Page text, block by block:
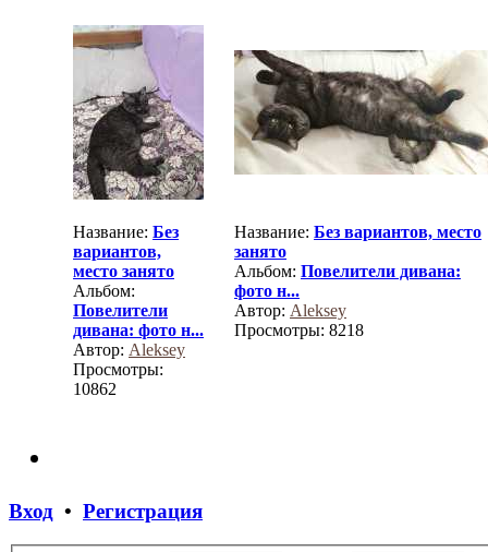
Название: Без
вариантов,
место занято
Альбом:
Повелители
дивана: фото н...
Автор: Aleksey
Просмотры:
10862
Название: Без вариантов, место
занято
Альбом: Повелители дивана:
фото н...
Автор: Aleksey
Просмотры: 8218
Вход • Регистрация